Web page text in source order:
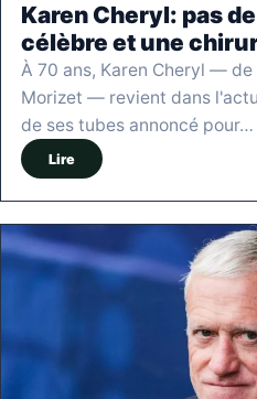
Karen Cheryl: pas
célèbre et une
À 70 ans, Karen Cheryl —
Morizet — revient dans
de ses tubes annoncé pour…
Lire